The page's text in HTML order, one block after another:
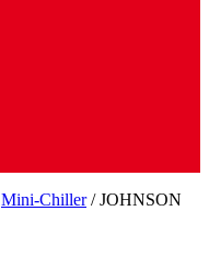
Mini-Chiller/ JOHNSON